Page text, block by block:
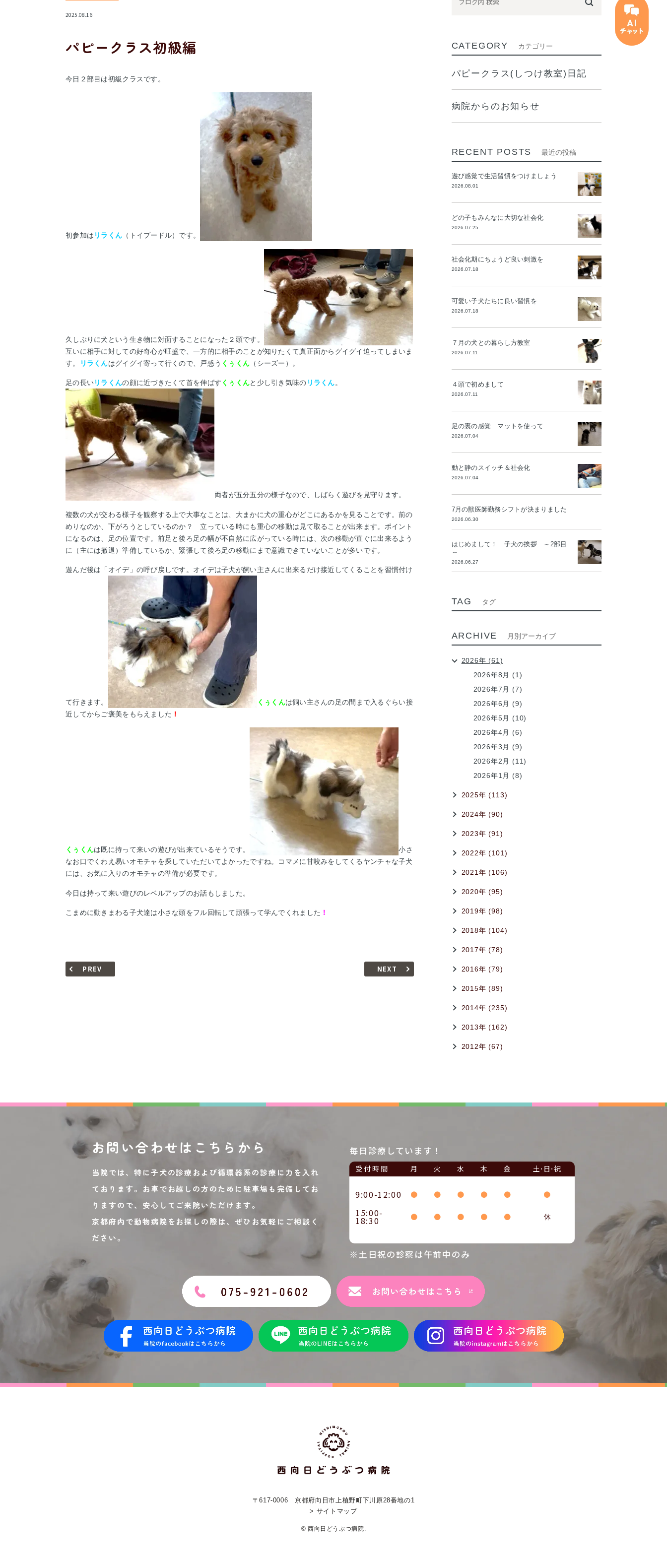
2025.08.16
パピークラス初級編
今日２部目は初級クラスです。
初参加は リラくん （トイプードル）です。
久しぶりに犬という生き物に対面することになった２頭です。
互いに相手に対しての好奇心が旺盛で、一方的に相手のことが知りたくて真正面からグイグイ迫ってしまいま
す。
リラくんはグイグイ寄って行くので、戸惑う くぅくん （シーズー）。
足の長いリラくんの顔に近づきたくて首を伸ばす くぅくんと 少し引き気味の リラくん。
両者が五分五分の様子なので、しばらく遊びを見守ります。
複数の犬が交わる様子を観察する上で大事なことは、大まかに犬の重心がどこにあるかを見ることです。前の
めりなのか、下がろうとしているのか？ 立っている時にも重心の移動は見て取ることが出来ます。ポイント
になるのは、足の位置です。前足と後ろ足の幅が不自然に広がっている時には、次の移動が直ぐに出来るよう
に（主には撤退）準備しているか、緊張して後ろ足の移動にまで意識できていないことが多いです。
遊んだ後は「オイデ」の呼び戻しです。オイデは子犬が飼い主さんに出来るだけ接近してくることを習慣付け
て行きます。 くぅくんは飼い主さんの足の間まで入るぐらい接
近してからご褒美をもらえました ！
くぅくんは既に持って来いの遊びが出来ているそうです。
小さ
なお口でくわえ易いオモチャを探していただいてよかったですね。 コマメに甘咬みをしてくるヤンチャな子犬
には、お気に入りのオモチャの準備が必要です。
今日は持って来い遊びのレベルアップのお話もしました。
こまめに動きまわる子犬達は小さな頭をフル回転して頑張って学んでくれました ！
PREV NEXT
CATEGORY カテゴリー
パピークラス(しつけ教室)日記
病院からのお知らせ
RECENT POSTS 最近の投稿
遊び感覚で生活習慣をつけましょう
2026.08.01
どの子もみんなに大切な社会化
2026.07.25
社会化期にちょうど良い刺激を
2026.07.18
可愛い子犬たちに良い習慣を
2026.07.18
７月の犬との暮らし方教室
2026.07.11
４頭で初めまして
2026.07.11
足の裏の感覚 マットを使って
2026.07.04
動と静のスイッチ＆社会化
2026.07.04
7月の獣医師勤務シフトが決まりました
2026.06.30
はじめまして！ 子犬の挨拶 ～2部目
～
2026.06.27
TAG タグ
ARCHIVE 月別アーカイブ
2026年 (61)
2026年8月 (1)
2026年7月 (7)
2026年6月 (9)
2026年5月 (10)
2026年4月 (6)
2026年3月 (9)
2026年2月 (11)
2026年1月 (8)
2025年 (113)
2024年 (90)
2023年 (91)
2022年 (101)
2021年 (106)
2020年 (95)
2019年 (98)
2018年 (104)
2017年 (78)
2016年 (79)
2015年 (89)
2014年 (235)
2013年 (162)
2012年 (67)
お問い合わせは こちらから
当院では、特に子犬の診療および循環器系の診療に力を入れ
ております。お車でお越しの方のために駐車場も完備してお
りますので、安心してご来院いただけます。
京都府内で動物病院をお探しの際は、ぜひお気軽にご相談く
ださい。
毎日診療しています！
受付時間 月 火 水 木 金 土･日･祝
9:00-12:00 ● ● ● ● ● ●
15:00-
18:30 ● ● ● ● ● 休
※土日祝の診察は午前中のみ
〒617-0006京都府向日市上植野町下川原28番地の1
> サイトマップ
© 西向日どうぶつ病院.